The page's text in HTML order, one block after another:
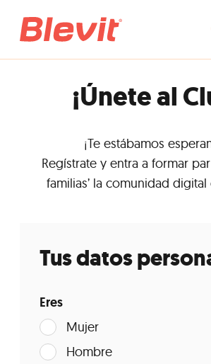
¡Únete al
¡Te estábamos
Regístrate y entra a formar
familias’ la comunidad
Tus datos
Eres
Mujer
Hombre